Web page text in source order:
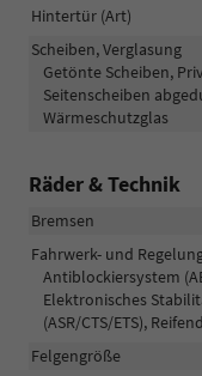
Hintertür (Art)
Scheiben, Verglasung
Getönte Scheiben,
Seitenscheiben
Wärmeschutzglas
Räder & Technik
Bremsen
Fahrwerk- und
Antiblockiersystem
Elektronisches
(ASR/CTS/ETS),
Felgengröße